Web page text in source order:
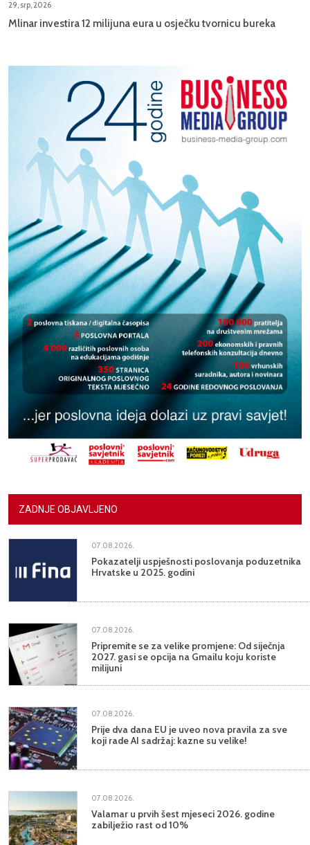
29, srp, 2026
Mlinar investira 12 milijuna eura u osječku tvornicu bureka
ZADNJE OBJAVLJENO
07.08.2026.
Pokazatelji uspješnosti poslovanja poduzetnika
Hrvatske u 2025. godini
07.08.2026.
Pripremite se za velike promjene: Od siječnja
2027. gasi se opcija na Gmailu koju koriste
milijuni
07.08.2026.
Prije dva dana EU je uveo nova pravila za sve
koji rade AI sadržaj: kazne su velike!
07.08.2026.
Valamar u prvih šest mjeseci 2026. godine
zabilježio rast od 10%